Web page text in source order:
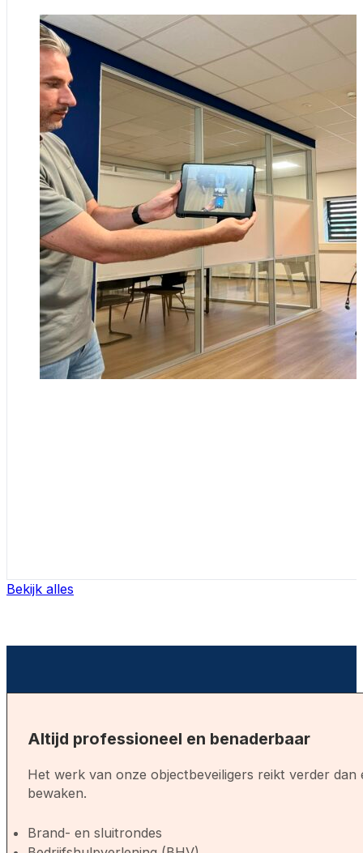
Bekijk alles
Altijd professioneel en benaderbaar
Het werk van onze objectbeveiligers reikt verder dan
bewaken.
Brand- en sluitrondes